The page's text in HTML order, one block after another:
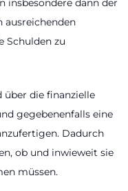
insbesondere dann der
ausreichenden
Schulden zu
über die finanzielle
gegebenenfalls eine
Dadurch
ob und inwieweit sie
müssen.